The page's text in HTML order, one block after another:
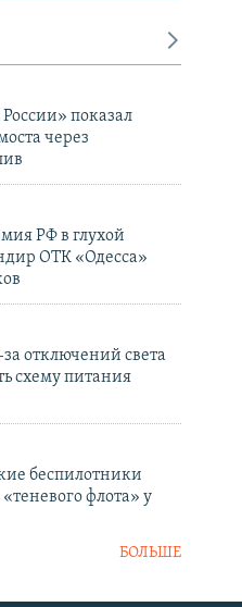
показал
через
РФ в глухой
ОТК «Одесса»
отключений света
схему питания
беспилотники
флота» у
БОЛЬШЕ